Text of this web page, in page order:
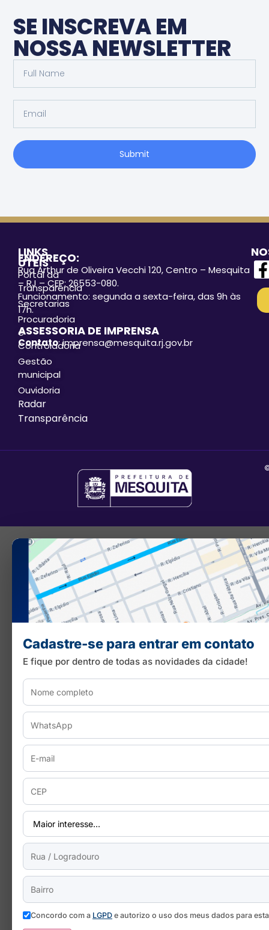
SE INSCREVA EM
NOSSA NEWSLETTER
Submit
LINKS
ÚTEIS
Portal da
Transparência
Secretarias
Procuradoria
e
Controladoria
Gestão
municipal
Ouvidoria
Radar
Transparência
ENDEREÇO:
Rua Arthur de Oliveira Vecchi 120, Centro – Mesquita
– RJ – CEP: 26553-080.
Funcionamento: segunda a sexta-feira, das 9h às
17h.
ASSESSORIA DE IMPRENSA
Contato: imprensa@mesquita.rj.gov.br
Cadastre-se para entrar em contato
E fique por dentro de todas as novidades da cidade!
Concordo com a LGPD e autorizo o uso dos meus dados para